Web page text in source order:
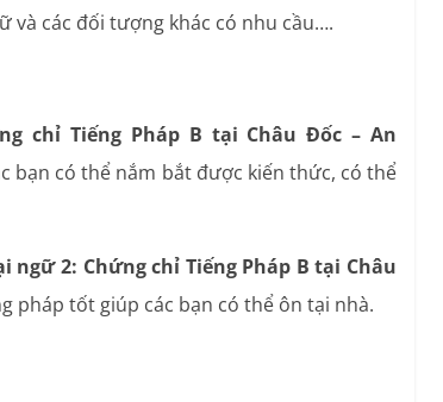
và các đối tượng khác có nhu cầu….
chỉ Tiếng Pháp B tại Châu Đốc – An
bạn có thể nắm bắt được kiến thức, có thể
ngữ 2: Chứng chỉ Tiếng Pháp B tại Châu
pháp tốt giúp các bạn có thể ôn tại nhà.